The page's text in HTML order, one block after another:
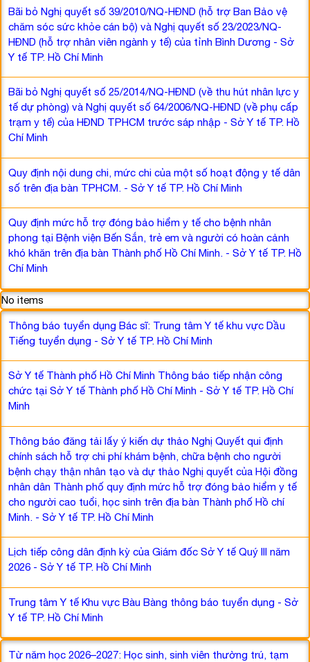
Bãi bỏ Nghị quyết số 39/2010/NQ-HĐND (hỗ trợ Ban Bảo vệ
chăm sóc sức khỏe cán bộ) và Nghị quyết số 23/2023/NQ-
HĐND (hỗ trợ nhân viên ngành y tế) của tỉnh Bình Dương - Sở
Y tế TP. Hồ Chí Minh
Bãi bỏ Nghị quyết số 25/2014/NQ-HĐND (về thu hút nhân lực y
tế dự phòng) và Nghị quyết số 64/2006/NQ-HĐND (về phụ cấp
trạm y tế) của HĐND TPHCM trước sáp nhập - Sở Y tế TP. Hồ
Chí Minh
Quy định nội dung chi, mức chi của một số hoạt động y tế dân
số trên địa bàn TPHCM. - Sở Y tế TP. Hồ Chí Minh
Quy định mức hỗ trợ đóng bảo hiểm y tế cho bệnh nhân
phong tại Bệnh viện Bến Sắn, trẻ em và người có hoàn cảnh
khó khăn trên địa bàn Thành phố Hồ Chí Minh. - Sở Y tế TP. Hồ
Chí Minh
No items
Thông báo tuyển dụng Bác sĩ: Trung tâm Y tế khu vực Dầu
Tiếng tuyển dụng - Sở Y tế TP. Hồ Chí Minh
Sở Y tế Thành phố Hồ Chí Minh Thông báo tiếp nhận công
chức tại Sở Y tế Thành phố Hồ Chí Minh - Sở Y tế TP. Hồ Chí
Minh
Thông báo đăng tải lấy ý kiến dự thảo Nghị Quyết qui định
chính sách hỗ trợ chi phí khám bệnh, chữa bệnh cho người
bệnh chạy thận nhân tạo và dự thảo Nghị quyết của Hội đồng
nhân dân Thành phố quy định mức hỗ trợ đóng bảo hiểm y tế
cho người cao tuổi, học sinh trên địa bàn Thành phố Hồ chí
Minh. - Sở Y tế TP. Hồ Chí Minh
Lịch tiếp công dân định kỳ của Giám đốc Sở Y tế Quý III năm
2026 - Sở Y tế TP. Hồ Chí Minh
Trung tâm Y tế Khu vực Bàu Bàng thông báo tuyển dụng - Sở
Y tế TP. Hồ Chí Minh
Từ năm học 2026–2027: Học sinh, sinh viên thường trú, tạm